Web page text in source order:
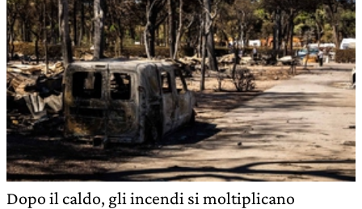
Dopo il caldo, gli incendi si moltiplicano